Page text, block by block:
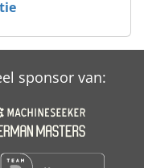
sponsor van: